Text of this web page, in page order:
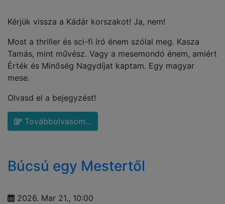
Kérjük vissza a Kádár korszakot! Ja, nem!
Most a thriller és sci-fi író énem szólal meg. Kasza
Tamás, mint művész. Vagy a mesemondó énem, amiért
Érték és Minőség Nagydíjat kaptam. Egy magyar
mese.
Olvasd el a bejegyzést!
Továbbolvasom...
Búcsú egy Mestertől
2026. Mar 21., 10:00